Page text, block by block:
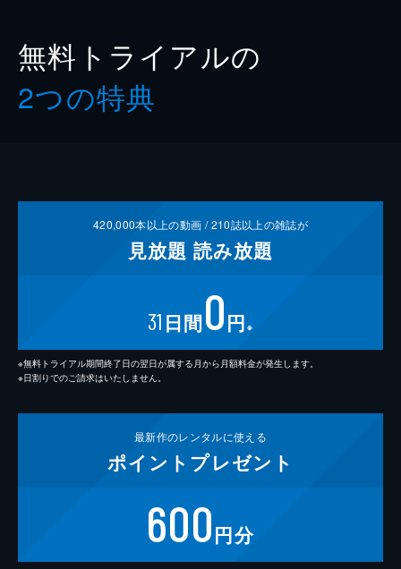
無料トライアルの
2つの特典
420,000本以上の動画 /210誌以上の雑誌が
見放題 読み放題
31 日間0円 ※
※無料トライアル期間終了日の翌日が属する月から月額料金が発生します。
※日割りでのご請求はいたしません。
最新作のレンタルに使える
ポイント プレゼント
600円分